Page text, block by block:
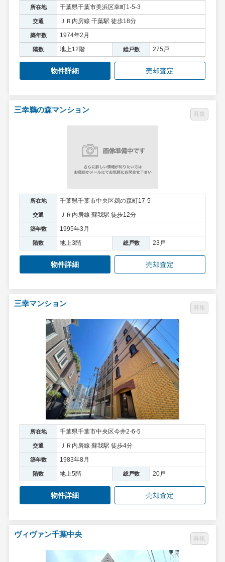
所在地 千葉県千葉市美浜区幸町1-5-3
交通 ＪＲ内房線 千葉駅 徒歩18分
築年数 1974年2月
階数 地上12階 総戸数 275戸
物件詳細 売却査定
三幸鵜の森マンション 募集
所在地 千葉県千葉市中央区鵜の森町17-5
交通 ＪＲ内房線 蘇我駅 徒歩12分
築年数 1995年3月
階数 地上3階 総戸数 23戸
物件詳細 売却査定
三幸マンション 募集
所在地 千葉県千葉市中央区今井2-6-5
交通 ＪＲ内房線 蘇我駅 徒歩4分
築年数 1983年8月
階数 地上5階 総戸数 20戸
物件詳細 売却査定
ヴィヴァン千葉中央 募集